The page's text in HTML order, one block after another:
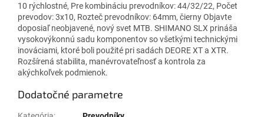
10 rýchlostné, Pre kombináciu prevodníkov: 44/32/22, Počet
prevodov: 3x10, Rozteč prevodníkov: 64mm, čierny Objavte
doposiaľ neobjavené, nový svet MTB. SHIMANO SLX prináša
vysokovýkonnú sadu komponentov so všetkými technickými
inováciami, ktoré boli použité pri sadách DEORE XT a XTR.
Rozšírená stabilita, manévrovateľnosť a kontrola za
akýchkoľvek podmienok.
Dodatočné parametre